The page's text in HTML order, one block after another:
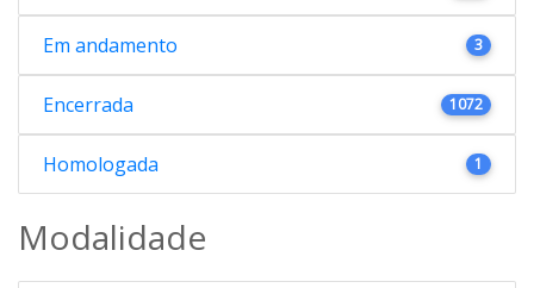
Em andamento 3
Encerrada 1072
Homologada 1
Modalidade